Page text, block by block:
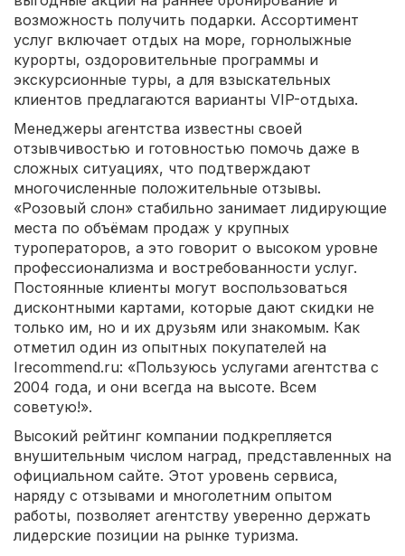
возможность получить подарки. Ассортимент
услуг включает отдых на море, горнолыжные
курорты, оздоровительные программы и
экскурсионные туры, а для взыскательных
клиентов предлагаются варианты VIP-отдыха.
Менеджеры агентства известны своей
отзывчивостью и готовностью помочь даже в
сложных ситуациях, что подтверждают
многочисленные положительные отзывы.
«Розовый слон» стабильно занимает лидирующие
места по объёмам продаж у крупных
туроператоров, а это говорит о высоком уровне
профессионализма и востребованности услуг.
Постоянные клиенты могут воспользоваться
дисконтными картами, которые дают скидки не
только им, но и их друзьям или знакомым. Как
отметил один из опытных покупателей на
Irecommend.ru: «Пользуюсь услугами агентства с
2004 года, и они всегда на высоте. Всем
советую!».
Высокий рейтинг компании подкрепляется
внушительным числом наград, представленных на
официальном сайте. Этот уровень сервиса,
наряду с отзывами и многолетним опытом
работы, позволяет агентству уверенно держать
лидерские позиции на рынке туризма.